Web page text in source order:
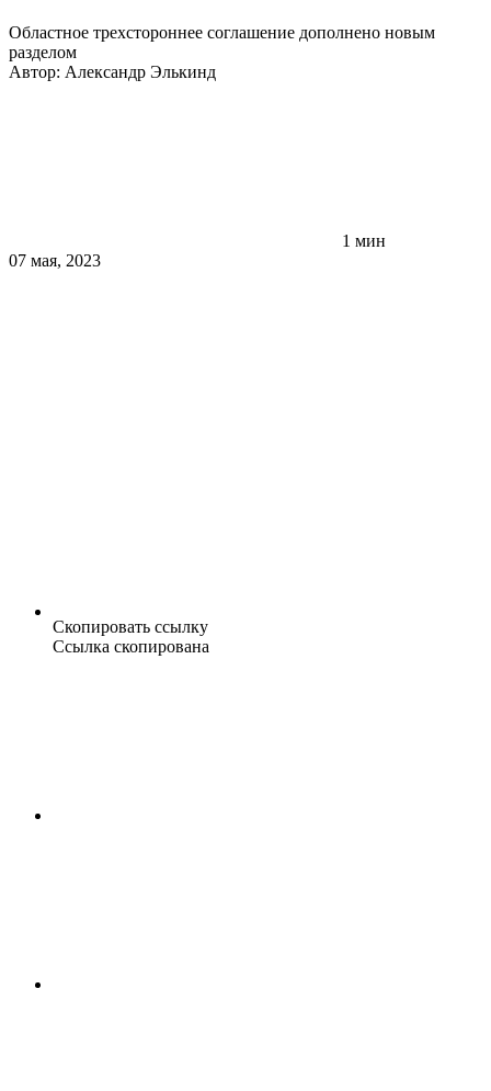
Областное трехстороннее соглашение дополнено новым
разделом
Автор: Александр Элькинд
1 мин
07 мая, 2023
Скопировать ссылку
Ссылка скопирована